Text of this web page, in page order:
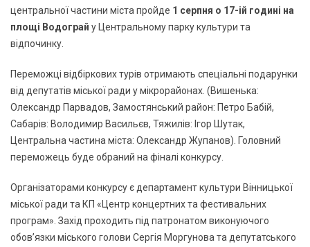
центральної частини міста пройде 1 серпня о 17-ій годині на
площі Водограй у Центральному парку культури та
відпочинку.
Переможці відбіркових турів отримають спеціальні подарунки
від депутатів міської ради у мікрорайонах. (Вишенька:
Олександр Парвадов, Замостянський район: Петро Бабій,
Сабарів: Володимир Васильєв, Тяжилів: Ігор Шутак,
Центральна частина міста: Олександр Жупанов). Головний
переможець буде обраний на фіналі конкурсу.
Організаторами конкурсу є департамент культури Вінницької
міської ради та КП «Центр концертних та фестивальних
програм». Захід проходить під патронатом виконуючого
обов’язки міського голови Сергія Моргунова та депутатського